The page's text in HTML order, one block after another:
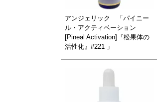
アンジェリック 「パイニー
ル・アクティベーション
[Pineal Activation]『松果体の
活性化』#221 」